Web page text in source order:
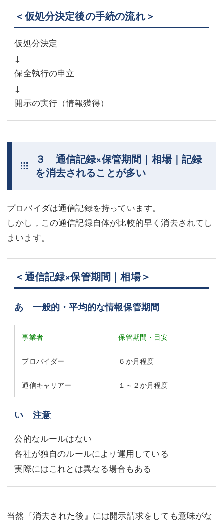
＜仮処分決定後の手続の流れ＞
仮処分決定
↓
保全執行の申立
↓
開示の実行（情報獲得）
３ 通信記録×保管期間｜相場｜記録
を消去されることが多い
プロバイダは通信記録を持っています。
しかし，この通信記録自体が比較的早く消去されてし
まいます。
＜通信記録×保管期間｜相場＞
あ 一般的・平均的な情報保管期間
事業者 保管期間・目安
プロバイダー ６か月程度
通信キャリアー １～２か月程度
い 注意
公的なルールはない
各社が独自のルールにより運用している
実際にはこれとは異なる場合もある
当然『消去された後』には開示請求をしても意味がな